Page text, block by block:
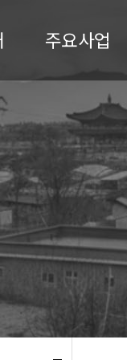
주요사업